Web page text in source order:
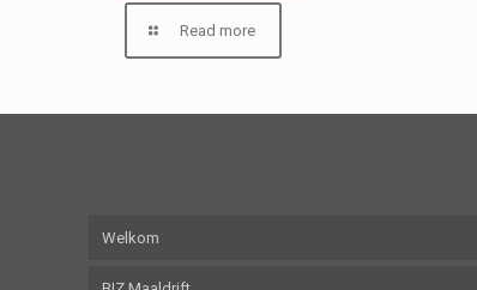
Read more
Welkom